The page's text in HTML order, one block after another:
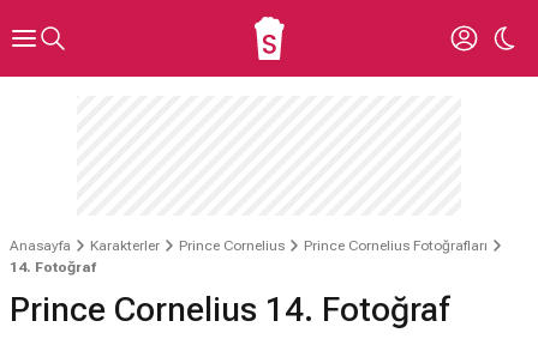
Anasayfa Karakterler Prince Cornelius
Prince Cornelius Fotoğrafları
14. Fotoğraf
Prince Cornelius 14. Fotoğraf